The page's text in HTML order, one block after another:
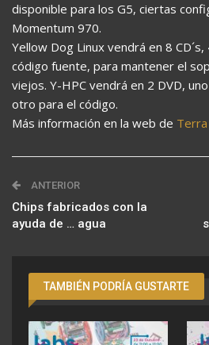
disponible para los G5, ciertas
Momentum 970.
Yellow Dog Linux vendrá en 8
código fuente, para mantener el
viejos. Y-HPC vendrá en 2 DVD,
otro para el código.
Más información en la web de
ANTERIOR
Chips fabricados con la
ayuda de … agua
TAMBIÉN PODRÍA GUSTARTE